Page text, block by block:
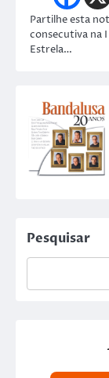
Partilhe esta
consecutiva na
Estrela…
Pesquisar